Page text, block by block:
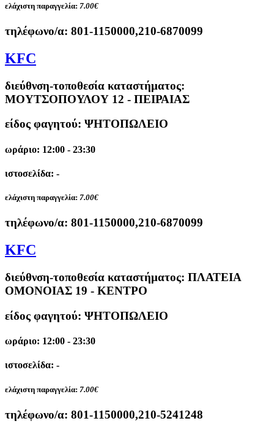
ελάχιστη παραγγελία: 7.00€
τηλέφωνο/α: 801-1150000,210-6870099
KFC
διεύθνση-τοποθεσία καταστήματος:
ΜΟΥΤΣΟΠΟΥΛΟΥ 12 - ΠΕΙΡΑΙΑΣ
είδος φαγητού: ΨΗΤΟΠΩΛΕΙΟ
ωράριο: 12:00 - 23:30
ιστοσελίδα: -
ελάχιστη παραγγελία: 7.00€
τηλέφωνο/α: 801-1150000,210-6870099
KFC
διεύθνση-τοποθεσία καταστήματος: ΠΛΑΤΕΙΑ
ΟΜΟΝΟΙΑΣ 19 - ΚΕΝΤΡΟ
είδος φαγητού: ΨΗΤΟΠΩΛΕΙΟ
ωράριο: 12:00 - 23:30
ιστοσελίδα: -
ελάχιστη παραγγελία: 7.00€
τηλέφωνο/α: 801-1150000,210-5241248